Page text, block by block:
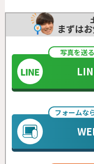
まずは
写真を送
フォームな